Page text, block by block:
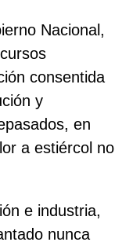
Nacional,
consentida
y
en
a estiércol no
e industria,
nunca